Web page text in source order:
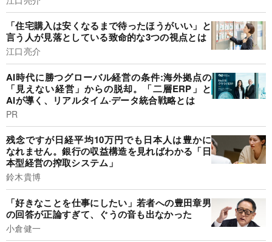
「住宅購入は安くなるまで待ったほうがいい」と
言う人が見落としている致命的な3つの視点とは
江口亮介
AI時代に勝つグローバル経営の条件:海外拠点の
「見えない経営」からの脱却。「二層ERP」と
AIが導く、リアルタイム·データ統合戦略とは
PR
残念ですが日経平均10万円でも日本人は豊かに
なれません。銀行の収益構造を見ればわかる「日
本型経営の搾取システム」
鈴木貴博
「好きなことを仕事にしたい」若者への豊田章男
の回答が正論すぎて、ぐうの音も出なかった
小倉健一